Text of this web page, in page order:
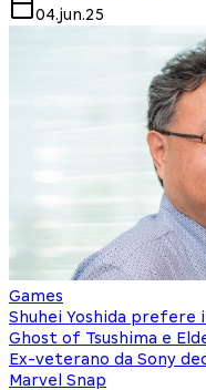
04.jun.25
Games
Shuhei Yoshida prefere
Ghost of Tsushima e
Ex-veterano da Sony
Marvel Snap